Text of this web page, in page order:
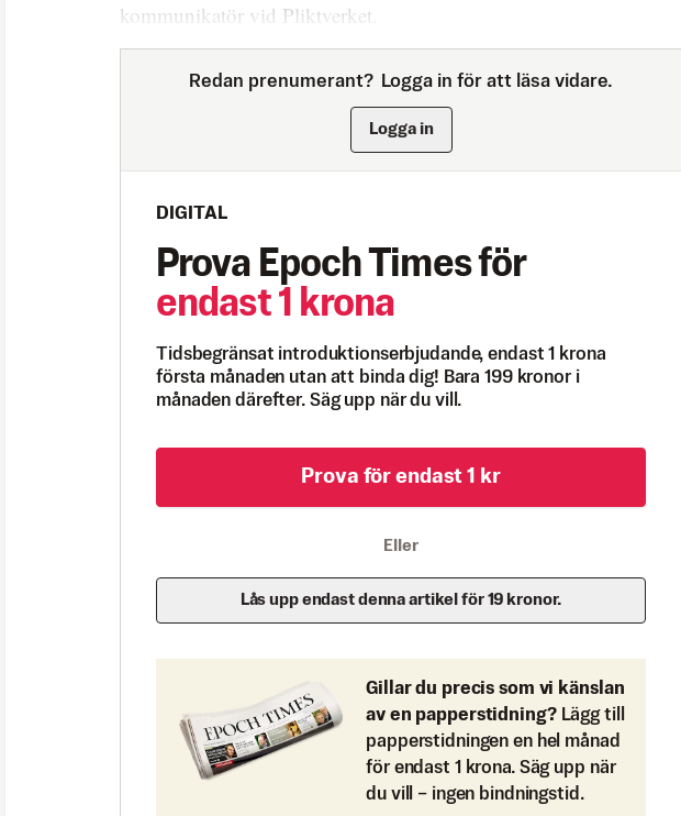
kommunikatör vid Pliktverket.
Redan prenumerant? Logga in för att läsa vidare.
Logga in
DIGITAL
Prova Epoch Times för
endast 1 krona
Tidsbegränsat introduktionserbjudande, endast 1 krona
första månaden utan att binda dig! Bara 199 kronor i
månaden därefter. Säg upp när du vill.
Prova för endast 1 kr
Eller
Lås upp endast denna artikel för 19 kronor.
Gillar du precis som vi känslan
av en papperstidning? Lägg till
papperstidningen en hel månad
för endast 1 krona. Säg upp när
du vill – ingen bindningstid.